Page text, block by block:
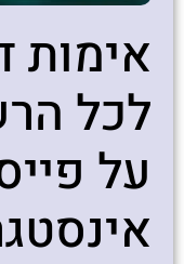
אימות
לכל
על